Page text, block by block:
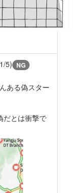
5) NG
ある偽スター
だとは衝撃で